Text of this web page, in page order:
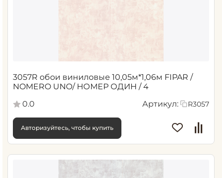
3057R обои виниловые 10,05м*1,06м FIPAR /
NOMERO UNO/ НОМЕР ОДИН / 4
0.0
Артикул: R3057
Авторизуйтесь, чтобы купить